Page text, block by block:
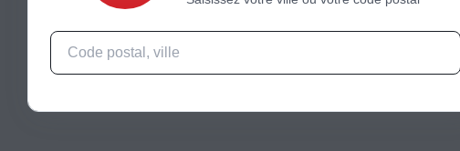
Silencieux (39dB)